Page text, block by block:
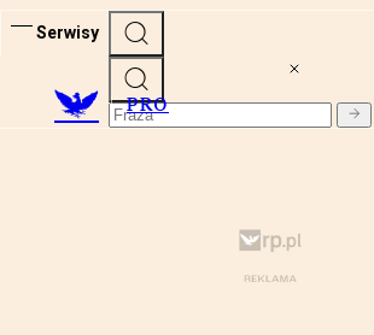
Serwisy
PRO